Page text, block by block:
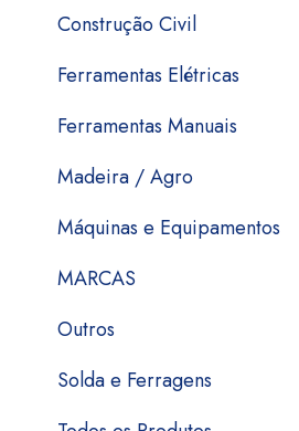
Construção Civil
Ferramentas Elétricas
Ferramentas Manuais
Madeira / Agro
Máquinas e Equipamentos
MARCAS
Outros
Solda e Ferragens